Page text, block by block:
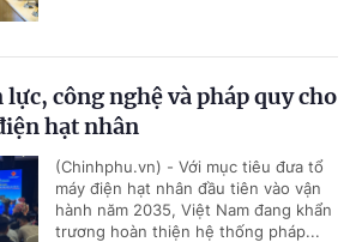
công nghệ và pháp quy cho
hạt nhân
(Chinhphu.vn) - Với mục tiêu đưa tổ
máy điện hạt nhân đầu tiên vào vận
hành năm 2035, Việt Nam đang khẩn
trương hoàn thiện hệ thống pháp...